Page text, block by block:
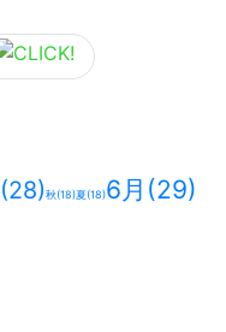
(28)秋(18)夏(18)6月 (29)